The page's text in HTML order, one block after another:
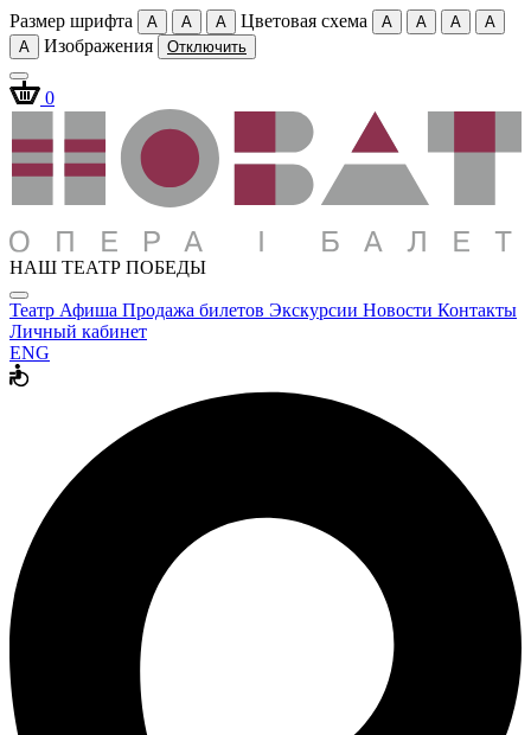
Размер шрифта A A A Цветовая схема A A A
A
A
Изображения Отключить
0
НАШ ТЕАТР ПОБЕДЫ
Театр Афиша Продажа билетов Экскурсии Новости Контакты
Личный кабинет
ENG